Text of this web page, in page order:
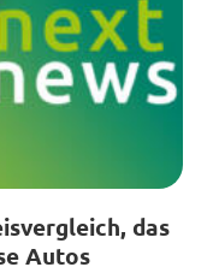
das
Autos